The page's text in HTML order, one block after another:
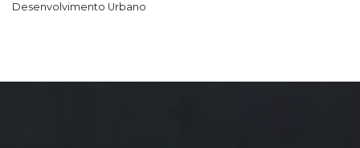
Desenvolvimento Urbano